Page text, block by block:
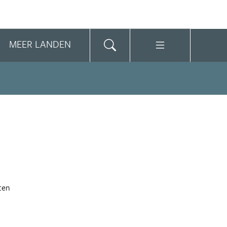
MEER LANDEN